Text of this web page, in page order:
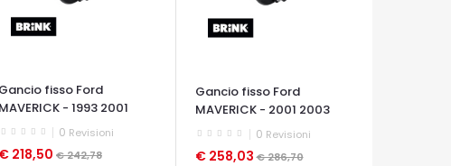
Gancio fisso Ford
MAVERICK - 1993 2001
0 Revisioni
€ 218,50 € 242,78
Gancio fisso Ford
MAVERICK - 2001 2003
0 Revisioni
€ 258,03€ 286,70